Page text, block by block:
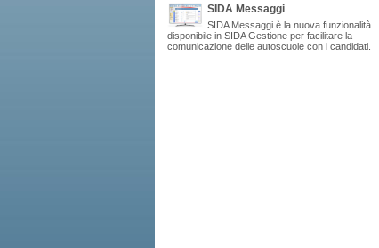
SIDA Messaggi
SIDA Messaggi è la nuova funzionalità
disponibile in SIDA Gestione per facilitare la
comunicazione delle autoscuole con i candidati.